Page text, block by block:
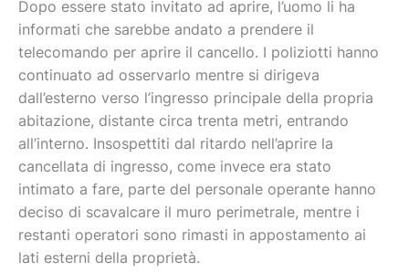
Dopo essere stato invitato ad aprire, l’uomo li ha
informati che sarebbe andato a prendere il
telecomando per aprire il cancello. I poliziotti hanno
continuato ad osservarlo mentre si dirigeva
dall’esterno verso l’ingresso principale della propria
abitazione, distante circa trenta metri, entrando
all’interno. Insospettiti dal ritardo nell’aprire la
cancellata di ingresso, come invece era stato
intimato a fare, parte del personale operante hanno
deciso di scavalcare il muro perimetrale, mentre i
restanti operatori sono rimasti in appostamento ai
lati esterni della proprietà.